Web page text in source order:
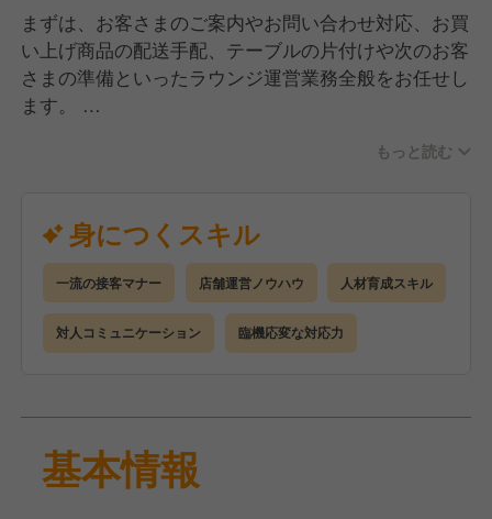
まずは、お客さまのご案内やお問い合わせ対応、お買
い上げ商品の配送手配、テーブルの片付けや次のお客
さまの準備といったラウンジ運営業務全般をお任せし
ます。
て、シフト管理などの店舗マネジメントや、スタッフ
プロから、店舗運営のプロへとステップアップできる
環境です。
もっと読む
身につくスキル
一流の接客マナー 店舗運営ノウハウ 人材育成スキル
対人コミュニケーション 臨機応変な対応力
基本情報